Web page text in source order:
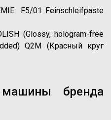
F5/01 Feinschleifpaste
(Glossy, hologram-free
Q2M (Красный круг
машины бренда